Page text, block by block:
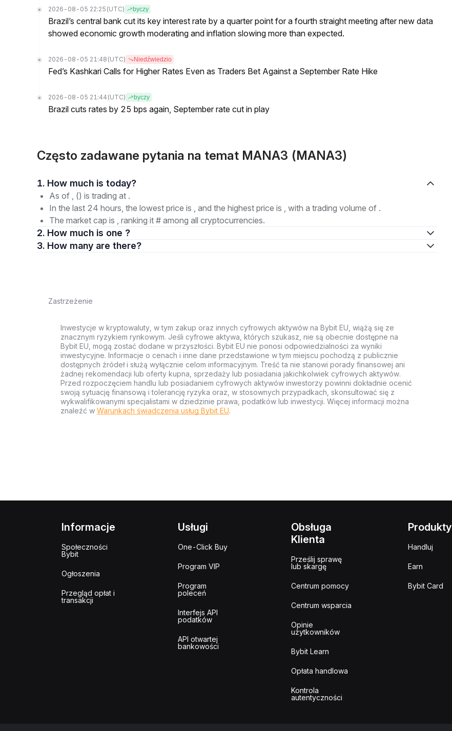
2026-08-05 22:25 (UTC) byczy
Brazil’s central bank cut its key interest rate by a quarter point for a fourth straight meeting after new data
showed economic growth moderating and inflation slowing more than expected.
2026-08-05 21:48 (UTC) Niedźwiedzio
Fed’s Kashkari Calls for Higher Rates Even as Traders Bet Against a September Rate Hike
2026-08-05 21:44 (UTC) byczy
Brazil cuts rates by 25 bps again, September rate cut in play
Często zadawane pytania na temat MANA3 (MANA3)
1. How much is today?
As of , () is trading at .
In the last 24 hours, the lowest price is , and the highest price is , with a trading volume of .
The market cap is , ranking it # among all cryptocurrencies.
2. How much is one ?
3. How many are there?
Zastrzeżenie
Inwestycje w kryptowaluty, w tym zakup oraz innych cyfrowych aktywów na Bybit EU, wiążą się ze
znacznym ryzykiem rynkowym. Jeśli cyfrowe aktywa, których szukasz, nie są obecnie dostępne na
Bybit EU, mogą zostać dodane w przyszłości. Bybit EU nie ponosi odpowiedzialności za wyniki
inwestycyjne. Informacje o cenach i inne dane przedstawione w tym miejscu pochodzą z publicznie
dostępnych źródeł i służą wyłącznie celom informacyjnym. Treść ta nie stanowi porady finansowej ani
żadnej rekomendacji lub oferty kupna, sprzedaży lub posiadania jakichkolwiek cyfrowych aktywów.
Przed rozpoczęciem handlu lub posiadaniem cyfrowych aktywów inwestorzy powinni dokładnie ocenić
swoją sytuację finansową i tolerancję ryzyka oraz, w stosownych przypadkach, skonsultować się z
wykwalifikowanymi specjalistami w dziedzinie prawa, podatków lub inwestycji. Więcej informacji można
znaleźć w Warunkach świadczenia usług Bybit EU.
Informacje
Społeczności
Bybit
Ogłoszenia
Przegląd opłat i
transakcji
Usługi
One-Click Buy
Program VIP
Program
poleceń
Interfejs API
podatków
API otwartej
bankowości
Obsługa
Klienta
Prześlij sprawę
lub skargę
Centrum pomocy
Centrum wsparcia
Opinie
użytkowników
Bybit Learn
Opłata handlowa
Kontrola
autentyczności
Produkty
Handluj
Earn
Bybit Card